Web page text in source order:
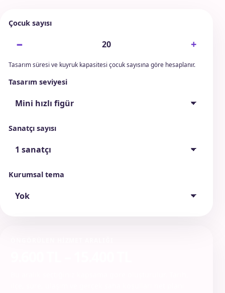
Çocuk sayısı
− +
Tasarım süresi ve kuyruk kapasitesi çocuk sayısına göre hesaplanır.
Tasarım seviyesi
Sanatçı sayısı
Kurumsal tema